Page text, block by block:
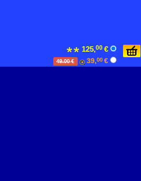
125,00 €
49.00 € 39,00 €